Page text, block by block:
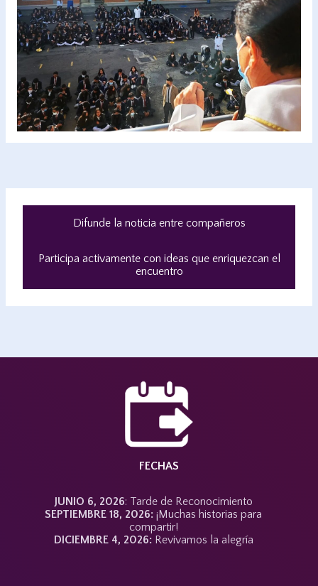
Difunde la noticia entre compañeros
Participa activamente con ideas que enriquezcan el
encuentro
FECHAS
JUNIO 6, 2026: Tarde de Reconocimiento
SEPTIEMBRE 18, 2026: ¡Muchas historias para
compartir!
DICIEMBRE 4, 2026:Revivamos la alegría